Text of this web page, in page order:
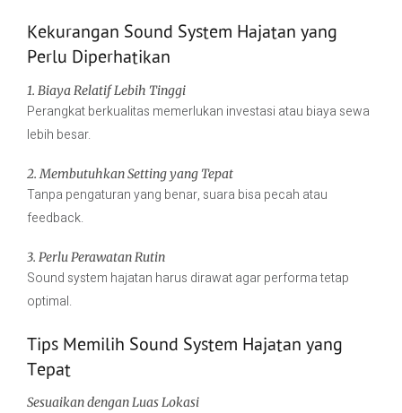
Kekurangan Sound System Hajatan yang
Perlu Diperhatikan
1. Biaya Relatif Lebih Tinggi
Perangkat berkualitas memerlukan investasi atau biaya sewa
lebih besar.
2. Membutuhkan Setting yang Tepat
Tanpa pengaturan yang benar, suara bisa pecah atau
feedback.
3. Perlu Perawatan Rutin
Sound system hajatan harus dirawat agar performa tetap
optimal.
Tips Memilih Sound System Hajatan yang
Tepat
Sesuaikan dengan Luas Lokasi